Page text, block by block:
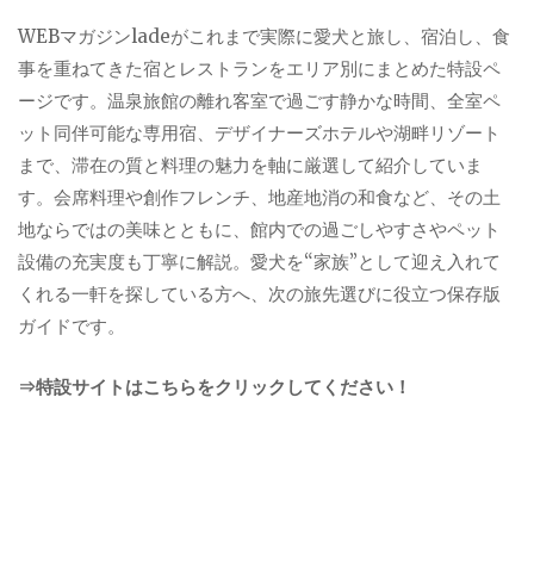
WEBマガジンladeがこれまで実際に愛犬と旅し、宿泊し、食
事を重ねてきた宿とレストランをエリア別にまとめた特設ペ
ージです。温泉旅館の離れ客室で過ごす静かな時間、全室ペ
ット同伴可能な専用宿、デザイナーズホテルや湖畔リゾート
まで、滞在の質と料理の魅力を軸に厳選して紹介していま
す。会席料理や創作フレンチ、地産地消の和食など、その土
地ならではの美味とともに、館内での過ごしやすさやペット
設備の充実度も丁寧に解説。愛犬を“家族”として迎え入れて
くれる一軒を探している方へ、次の旅先選びに役立つ保存版
ガイドです。
⇒特設サイトはこちらをクリックしてください！